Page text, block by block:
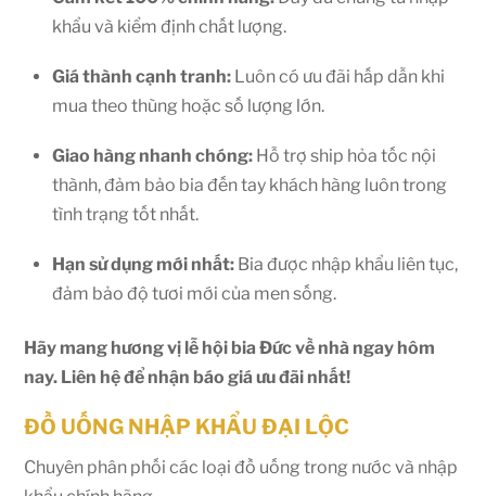
khẩu và kiểm định chất lượng.
Giá thành cạnh tranh: Luôn có ưu đãi hấp dẫn khi
mua theo thùng hoặc số lượng lớn.
Giao hàng nhanh chóng: Hỗ trợ ship hỏa tốc nội
thành, đảm bảo bia đến tay khách hàng luôn trong
tình trạng tốt nhất.
Hạn sử dụng mới nhất: Bia được nhập khẩu liên tục,
đảm bảo độ tươi mới của men sống.
Hãy mang hương vị lễ hội bia Đức về nhà ngay hôm
nay. Liên hệ để nhận báo giá ưu đãi nhất!
ĐỒ UỐNG NHẬP KHẨU ĐẠI LỘC
Chuyên phân phối các loại đồ uống trong nước và nhập